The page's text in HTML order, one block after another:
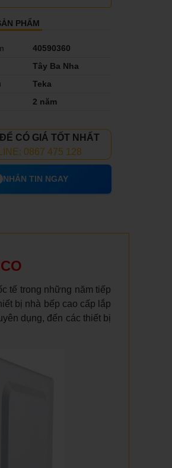
PHẨM
40590360
Tây Ba Nha
Teka
2 năm
CÓ GIÁ TỐT NHẤT
0867 475 128
NHẮN TIN NGAY
tế trong những năm tiếp
bị nhà bếp cao cấp lắp
dụng, đến các thiết bị